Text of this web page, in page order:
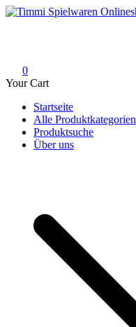
Skip
0
Your Cart
Startseite
Alle Produktkategorien
Produktsuche
Über uns